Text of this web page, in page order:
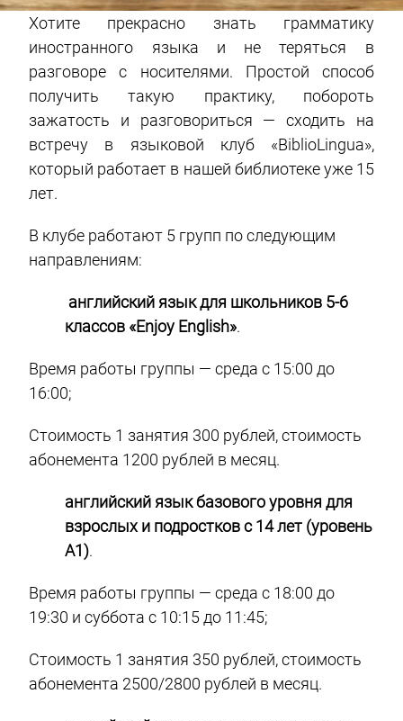
Хотите прекрасно знать грамматику
иностранного языка и не теряться в
разговоре с носителями. Простой способ
получить такую практику, побороть
зажатость и разговориться — сходить на
встречу в языковой клуб «BiblioLingua»,
который работает в нашей библиотеке уже 15
лет.
В клубе работают 5 групп по следующим
направлениям:
английский язык для школьников 5-6
классов «Enjoy English».
Время работы группы — среда с 15:00 до
16:00;
Стоимость 1 занятия 300 рублей, стоимость
абонемента 1200 рублей в месяц.
английский язык базового уровня для
взрослых и подростков с 14 лет (уровень
А1).
Время работы группы — среда с 18:00 до
19:30 и суббота с 10:15 до 11:45;
Стоимость 1 занятия 350 рублей, стоимость
абонемента 2500/2800 рублей в месяц.